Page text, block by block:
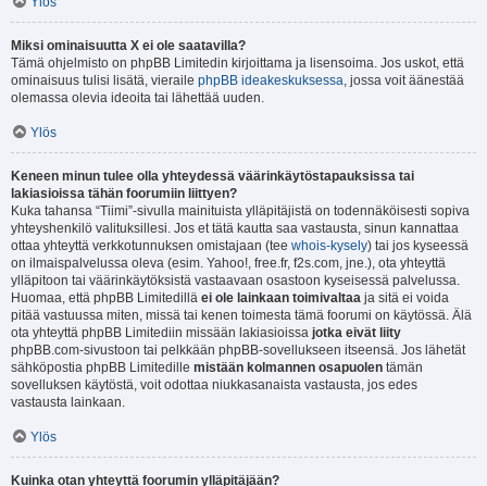
Miksi ominaisuutta X ei ole saatavilla?
Tämä ohjelmisto on phpBB Limitedin kirjoittama ja lisensoima. Jos uskot, että
ominaisuus tulisi lisätä, vieraile phpBB ideakeskuksessa, jossa voit äänestää
olemassa olevia ideoita tai lähettää uuden.
Ylös
Keneen minun tulee olla yhteydessä väärinkäytöstapauksissa tai
lakiasioissa tähän foorumiin liittyen?
Kuka tahansa “Tiimi”-sivulla mainituista ylläpitäjistä on todennäköisesti sopiva
yhteyshenkilö valituksillesi. Jos et tätä kautta saa vastausta, sinun kannattaa
ottaa yhteyttä verkkotunnuksen omistajaan (tee whois-kysely) tai jos kyseessä
on ilmaispalvelussa oleva (esim. Yahoo!, free.fr, f2s.com, jne.), ota yhteyttä
ylläpitoon tai väärinkäytöksistä vastaavaan osastoon kyseisessä palvelussa.
Huomaa, että phpBB Limitedillä ei ole lainkaan toimivaltaa ja sitä ei voida
pitää vastuussa miten, missä tai kenen toimesta tämä foorumi on käytössä. Älä
ota yhteyttä phpBB Limitediin missään lakiasioissa jotka eivät liity
phpBB.com-sivustoon tai pelkkään phpBB-sovellukseen itseensä. Jos lähetät
sähköpostia phpBB Limitedille mistään kolmannen osapuolen tämän
sovelluksen käytöstä, voit odottaa niukkasanaista vastausta, jos edes
vastausta lainkaan.
Ylös
Kuinka otan yhteyttä foorumin ylläpitäjään?